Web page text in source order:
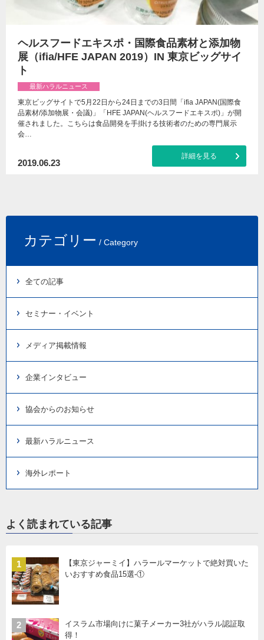
ヘルスフードエキスポ・国際食品素材と添加物
展（ifia/HFE JAPAN 2019）IN 東京ビッグサイ
ト
最新ハラルニュース
東京ビッグサイトで5月22日から24日までの3日間「ifia JAPAN(国際食
品素材/添加物展・会議)」「HFE JAPAN(ヘルスフードエキスポ)」が開
催されました。こちらは食品開発を手掛ける技術者のための専門展示
会…
2019.06.23
詳細を見る
カテゴリー / Category
全ての記事
セミナー・イベント
メディア掲載情報
企業インタビュー
協会からのお知らせ
最新ハラルニュース
海外レポート
よく読まれている記事
1
【東京ジャーミイ】ハラールマーケットで絶対買いた
いおすすめ食品15選-①
2
イスラム市場向けに菓子メーカー3社がハラル認証取
得！